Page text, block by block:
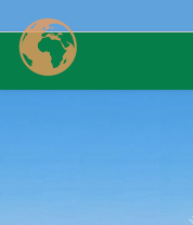
to
content